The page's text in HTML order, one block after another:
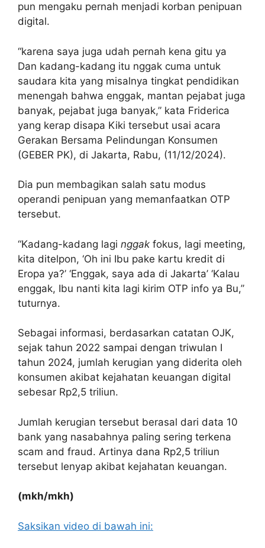
pun mengaku pernah menjadi korban penipuan
digital.
“karena saya juga udah pernah kena gitu ya
Dan kadang-kadang itu nggak cuma untuk
saudara kita yang misalnya tingkat pendidikan
menengah bahwa enggak, mantan pejabat juga
banyak, pejabat juga banyak,” kata Friderica
yang kerap disapa Kiki tersebut usai acara
Gerakan Bersama Pelindungan Konsumen
(GEBER PK), di Jakarta, Rabu, (11/12/2024).
Dia pun membagikan salah satu modus
operandi penipuan yang memanfaatkan OTP
tersebut.
“Kadang-kadang lagi nggak fokus, lagi meeting,
kita ditelpon, ‘Oh ini Ibu pake kartu kredit di
Eropa ya?’ ‘Enggak, saya ada di Jakarta’ ‘Kalau
enggak, Ibu nanti kita lagi kirim OTP info ya Bu,”
tuturnya.
Sebagai informasi, berdasarkan catatan OJK,
sejak tahun 2022 sampai dengan triwulan I
tahun 2024, jumlah kerugian yang diderita oleh
konsumen akibat kejahatan keuangan digital
sebesar Rp2,5 triliun.
Jumlah kerugian tersebut berasal dari data 10
bank yang nasabahnya paling sering terkena
scam and fraud. Artinya dana Rp2,5 triliun
tersebut lenyap akibat kejahatan keuangan.
(mkh/mkh)
Saksikan video di bawah ini: